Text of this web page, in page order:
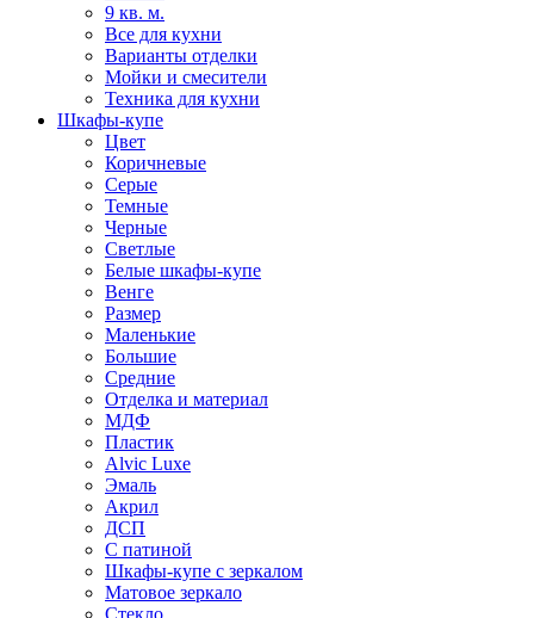
9 кв. м.
Все для кухни
Варианты отделки
Мойки и смесители
Техника для кухни
Шкафы-купе
Цвет
Коричневые
Серые
Темные
Черные
Светлые
Белые шкафы-купе
Венге
Размер
Маленькие
Большие
Средние
Отделка и материал
МДФ
Пластик
Alvic Luxe
Эмаль
Акрил
ДСП
С патиной
Шкафы-купе с зеркалом
Матовое зеркало
Стекло